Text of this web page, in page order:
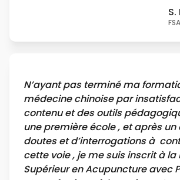
N’ayant pas terminé ma
médecine chinoise par
contenu et des outils
une première école , et après un
doutes et d’interrogations à
cette voie , je me suis inscrit à la
Supérieur en Acupuncture avec